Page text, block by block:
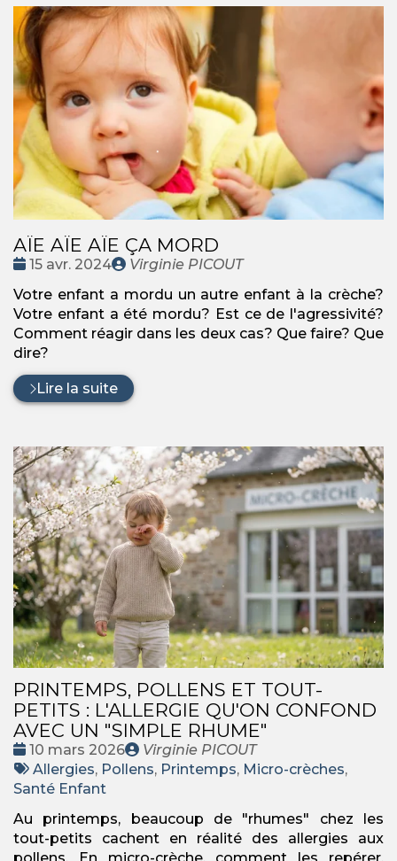
AÏE AÏE AÏE ÇA MORD
Date
15 avr. 2024
Publié
Virginie PICOUT
Votre enfant a mordu un autre enfant à la crèche?
Votre enfant a été mordu? Est ce de l'agressivité?
Comment réagir dans les deux cas? Que faire? Que
dire?
Lire la suite
PRINTEMPS, POLLENS ET TOUT-
PETITS : L'ALLERGIE QU'ON CONFOND
AVEC UN "SIMPLE RHUME"
Date
:
10 mars 2026
Publié
par
Virginie PICOUT
Tags
:
Allergies, Pollens, Printemps, Micro-crèches,
Santé Enfant
Au printemps, beaucoup de "rhumes" chez les
tout-petits cachent en réalité des allergies aux